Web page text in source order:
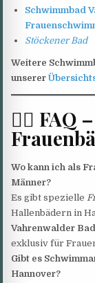
Schwimmbad
Stöckener Bad
Weitere
unserer
🏊‍♀️ FAQ
Wo kann ich als
Männer?
Es gibt spezielle
Hallenbädern in
Vahrenwalder
exklusiv für
Gibt es
Hannover?